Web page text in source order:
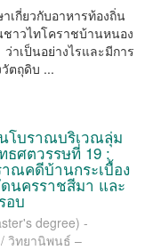
เกี่ยวกับอาหารท้องถิ่น
าวไทโคราชบ้านหนอง
เป็นอย่างไรและมีการ
ตถุดิบ ...
โบราณบริเวณลุ่ม
ศตวรรษที่ 19 :
ณคดีบ้านกระเบื้อง
นครราชสีมา และ
อบ
degree) -
/ วิทยานิพนธ์ –